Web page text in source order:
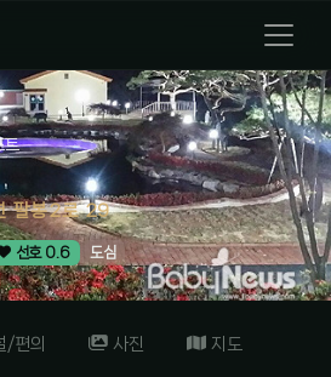
트
팔봉2로 29
선호 0.6 도심
/편의 사진 지도